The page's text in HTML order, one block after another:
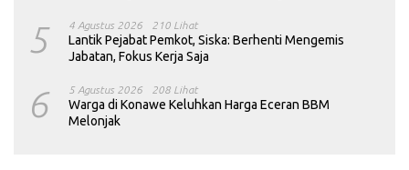
5 4 Agustus 2026 210 Lihat
Lantik Pejabat Pemkot, Siska: Berhenti Mengemis
Jabatan, Fokus Kerja Saja
6 5 Agustus 2026 208 Lihat
Warga di Konawe Keluhkan Harga Eceran BBM
Melonjak